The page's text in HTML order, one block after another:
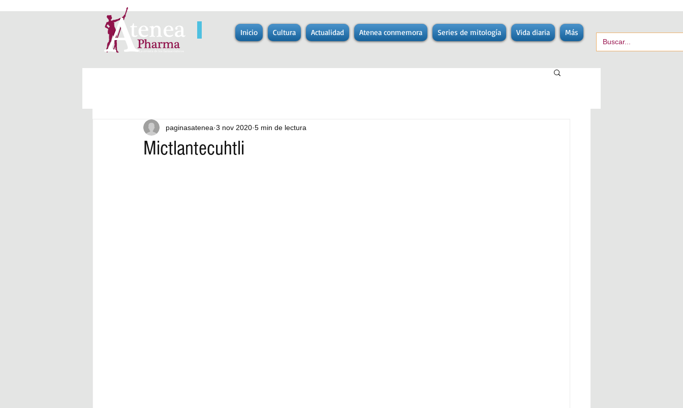
Inicio Cultura Actualidad Atenea conmemora Series de mitología Vida diaria Más
Mictlantecuhtli
paginasatenea 3 nov 2020 5 min de lectura